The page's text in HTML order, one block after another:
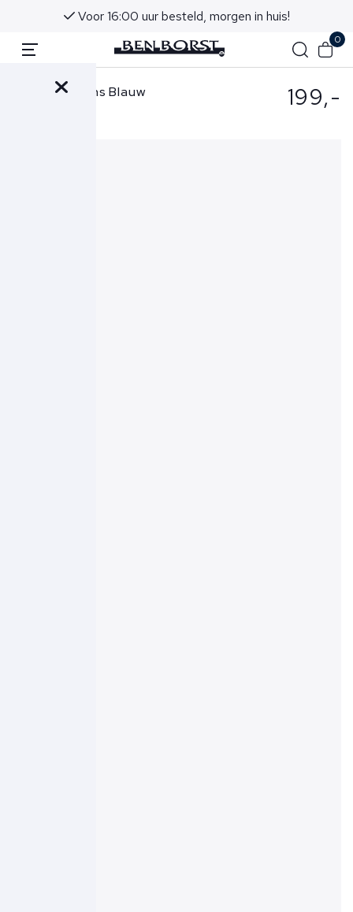
Voor 16:00 uur besteld, morgen in huis!
0
Denham Jeans Blauw 199,-